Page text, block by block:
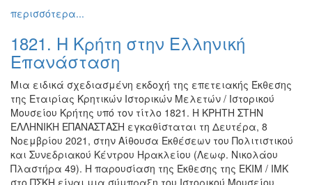
Διαλέξεις-
Ομιλίες
Εκθέσεις
Εκδηλώσεις
για
Παιδιά
Άλλες
Εκδηλώσεις
περισσότερα...
1821. Η Κρήτη στην Ελληνική
Επανάσταση
Μια ειδικά σχεδιασμένη εκδοχή της επετειακής Έκθεσης
της Εταιρίας Κρητικών Ιστορικών Μελετών / Ιστορικού
Μουσείου Κρήτης υπό τον τίτλο 1821. Η ΚΡΗΤΗ ΣΤΗΝ
ΕΛΛΗΝΙΚΗ ΕΠΑΝΑΣΤΑΣΗ εγκαθίσταται τη Δευτέρα, 8
Νοεμβρίου 2021, στην Αίθουσα Εκθέσεων του Πολιτιστικού
και Συνεδριακού Κέντρου Ηρακλείου (Λεωφ. Νικολάου
Πλαστήρα 49). Η παρουσίαση της Έκθεσης της ΕΚΙΜ / ΙΜΚ
στο ΠΣΚΗ είναι μια σύμπραξη του Ιστορικού Μουσείου